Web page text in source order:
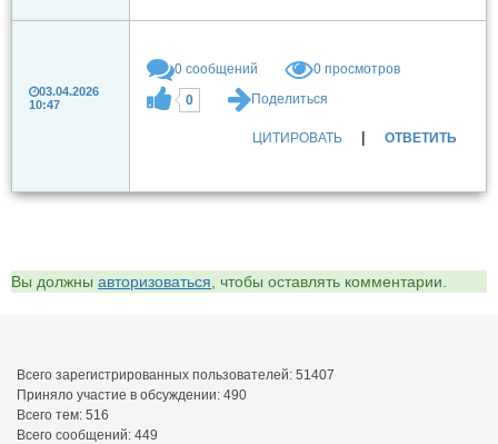
03.04.2026
10:47
0 сообщений
0 просмотров
0
Поделиться
ЦИТИРОВАТЬ | ОТВЕТИТЬ
Вы должны авторизоваться , чтобы оставлять комментарии.
Всего зарегистрированных пользователей: 51407
Приняло участие в обсуждении: 490
Всего тем: 516
Всего сообщений: 449